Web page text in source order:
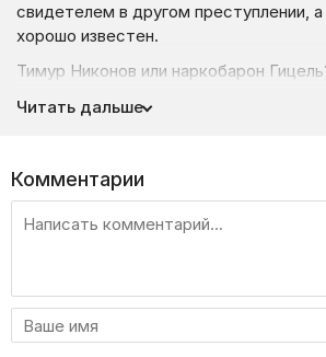
свидетелем в другом преступлении,
хорошо известен.
Тимур Никонов или наркобарон
виновного к ответственности?
Читать дальше
Комментарии